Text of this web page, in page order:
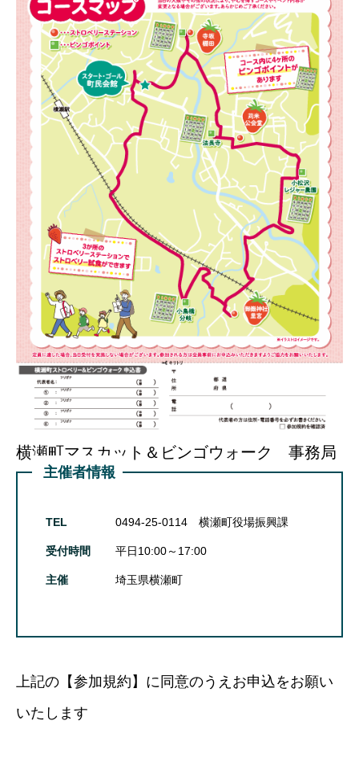
横瀬町マスカット＆ビンゴウォーク 事務局
主催者情報
TEL 0494-25-0114 横瀬町役場振興課
受付時間 平日10:00～17:00
主催 埼玉県横瀬町
上記の【参加規約】に同意のうえお申込をお願い
いたします